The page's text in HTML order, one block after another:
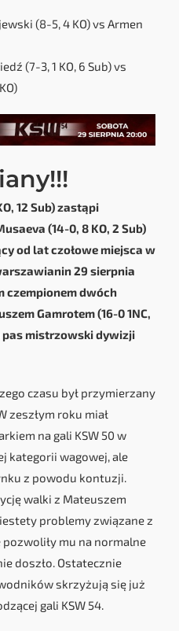
(8-5, 4 KO) vs Armen
(7-3, 1 KO, 6 Sub) vs
12 Sub) zastąpi
(14-0, 8 KO, 2 Sub)
od lat czołowe miejsca w
29 sierpnia
czempionem dwóch
Gamrotem (16-0 1NC,
pas mistrzowski dywizji
czasu był przymierzany
zeszłym roku miał
na gali KSW 50 w
kategorii wagowej, ale
z powodu kontuzji.
walki z Mateuszem
problemy związane z
mu na normalne
doszło. Ostatecznie
skrzyżują się już
gali KSW 54.